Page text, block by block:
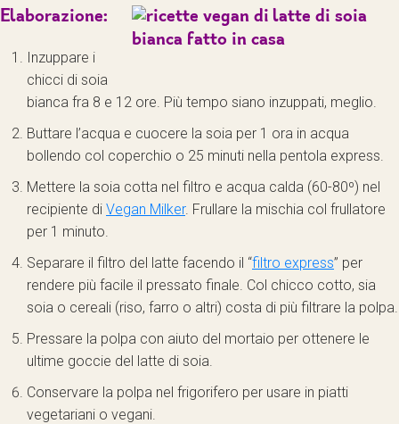
Elaborazione:
Inzuppare i
chicci di soia
bianca fra 8 e 12 ore. Più tempo siano inzuppati, meglio.
Buttare l’acqua e cuocere la soia per 1 ora in acqua
bollendo col coperchio o 25 minuti nella pentola express.
Mettere la soia cotta nel filtro e acqua calda (60-80º) nel
recipiente di Vegan Milker. Frullare la mischia col frullatore
per 1 minuto.
Separare il filtro del latte facendo il “filtro express” per
rendere più facile il pressato finale. Col chicco cotto, sia
soia o cereali (riso, farro o altri) costa di più filtrare la polpa.
Pressare la polpa con aiuto del mortaio per ottenere le
ultime goccie del latte di soia.
Conservare la polpa nel frigorifero per usare in piatti
vegetariani o vegani.